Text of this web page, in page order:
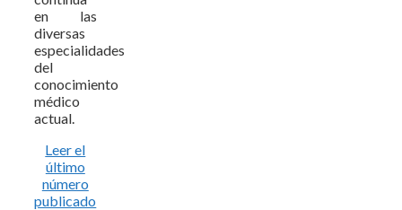
en las
diversas
especialidades
del
conocimiento
médico
actual.
Leer el
último
número
publicado